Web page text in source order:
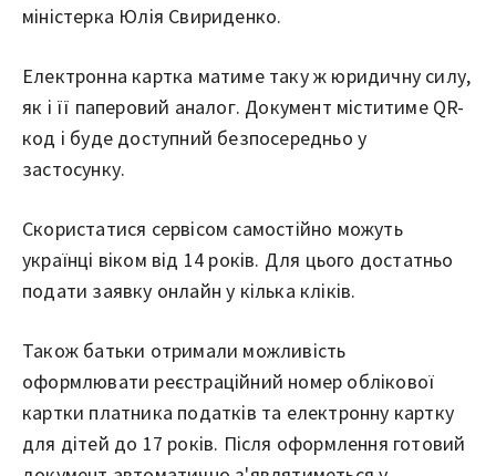
міністерка Юлія Свириденко.
Електронна картка матиме таку ж юридичну силу,
як і її паперовий аналог. Документ міститиме QR-
код і буде доступний безпосередньо у
застосунку.
Скористатися сервісом самостійно можуть
українці віком від 14 років. Для цього достатньо
подати заявку онлайн у кілька кліків.
Також батьки отримали можливість
оформлювати реєстраційний номер облікової
картки платника податків та електронну картку
для дітей до 17 років. Після оформлення готовий